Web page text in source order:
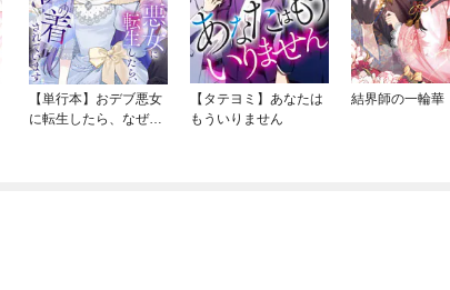
【単行本】おデブ悪女
に転生したら、なぜか
【タテヨミ】あなたは
もういりません
結界師の一輪華